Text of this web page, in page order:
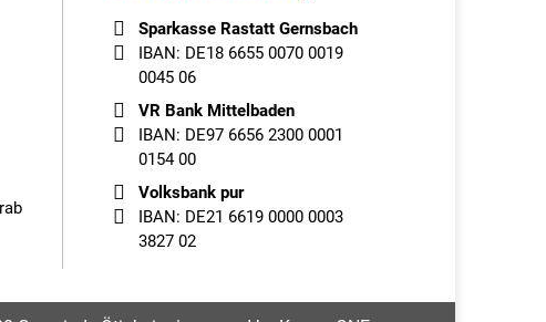
Sparkasse Rastatt Gernsbach
IBAN: DE18 6655 0070 0019
0045 06
VR Bank Mittelbaden
IBAN: DE97 6656 2300 0001
0154 00
Volksbank pur
IBAN: DE21 6619 0000 0003
3827 02